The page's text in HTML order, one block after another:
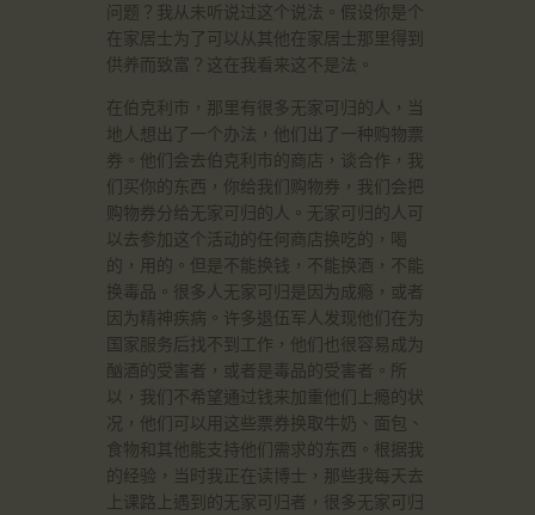
问题？我从未听说过这个说法。假设你是个
在家居士为了可以从其他在家居士那里得到
供养而致富？这在我看来这不是法。
在伯克利市，那里有很多无家可归的人，当
地人想出了一个办法，他们出了一种购物票
券。他们会去伯克利市的商店，谈合作，我
们买你的东西，你给我们购物券，我们会把
购物券分给无家可归的人。无家可归的人可
以去参加这个活动的任何商店换吃的，喝
的，用的。但是不能换钱，不能换酒，不能
换毒品。很多人无家可归是因为成瘾，或者
因为精神疾病。许多退伍军人发现他们在为
国家服务后找不到工作，他们也很容易成为
酗酒的受害者，或者是毒品的受害者。所
以，我们不希望通过钱来加重他们上瘾的状
况，他们可以用这些票券换取牛奶、面包、
食物和其他能支持他们需求的东西。根据我
的经验，当时我正在读博士，那些我每天去
上课路上遇到的无家可归者，很多无家可归